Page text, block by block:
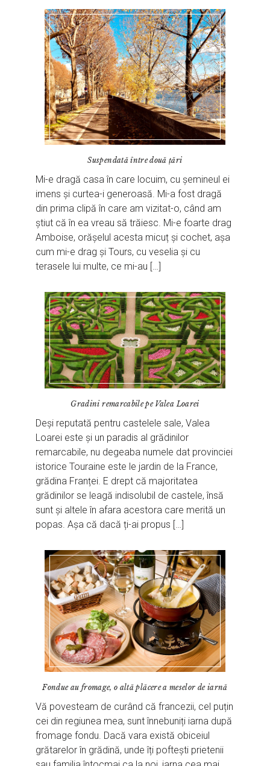
Suspendată între două țări
Mi-e dragă casa în care locuim, cu șemineul ei
imens și curtea-i generoasă. Mi-a fost dragă
din prima clipă în care am vizitat-o, când am
știut că în ea vreau să trăiesc. Mi-e foarte drag
Amboise, orășelul acesta micuț și cochet, așa
cum mi-e drag și Tours, cu veselia și cu
terasele lui multe, ce mi-au […]
Gradini remarcabile pe Valea Loarei
Deși reputată pentru castelele sale, Valea
Loarei este și un paradis al grădinilor
remarcabile, nu degeaba numele dat provinciei
istorice Touraine este le jardin de la France,
grădina Franței. E drept că majoritatea
grădinilor se leagă indisolubil de castele, însă
sunt și altele în afara acestora care merită un
popas. Așa că dacă ți-ai propus […]
Fondue au fromage, o altă plăcere a meselor de iarnă
Vă povesteam de curând că francezii, cel puțin
cei din regiunea mea, sunt înnebuniți iarna după
fromage fondu. Dacă vara există obiceiul
grătarelor în grădină, unde îți poftești prietenii